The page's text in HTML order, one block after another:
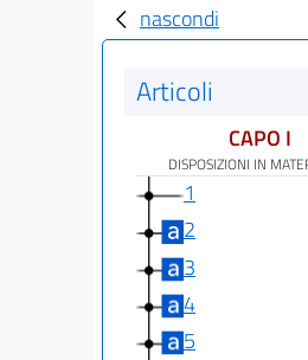
nascondi
Articoli
CAPO I
DISPOSIZIONI IN
1
2
3
4
5